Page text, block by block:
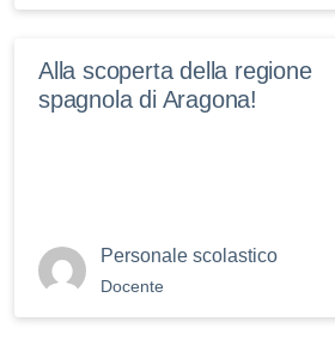
Alla scoperta della regione
spagnola di Aragona!
Personale scolastico
Docente